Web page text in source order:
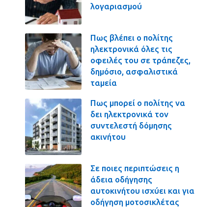
λογαριασμού
Πως βλέπει ο πολίτης
ηλεκτρονικά όλες τις
οφειλές του σε τράπεζες,
δημόσιο, ασφαλιστικά
ταμεία
Πως μπορεί ο πολίτης να
δει ηλεκτρονικά τον
συντελεστή δόμησης
ακινήτου
Σε ποιες περιπτώσεις η
άδεια οδήγησης
αυτοκινήτου ισχύει και για
οδήγηση μοτοσικλέτας